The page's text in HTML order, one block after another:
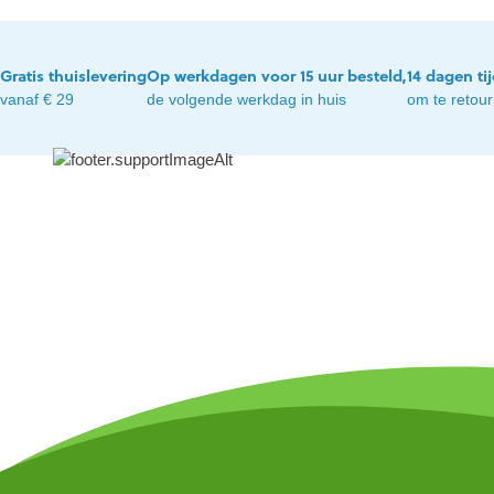
Gratis thuislevering
vanaf € 29
Op werkdagen voor 15 uur besteld,
de volgende werkdag in huis
14 dagen
om te